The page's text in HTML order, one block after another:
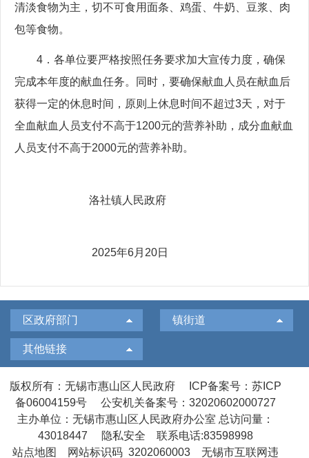
清淡食物为主，切不可食用面条、鸡蛋、牛奶、豆浆、肉
包等食物。
4．各单位要严格按照任务要求加大宣传力度，确保
完成本年度的献血任务。同时，要确保献血人员在献血后
获得一定的休息时间，原则上休息时间不超过3天，对于
全血献血人员支付不高于1200元的营养补助，成分血献血
人员支付不高于2000元的营养补助。
洛社镇人民政府
2025年6月20日
区政府部门 镇街道
其他链接
版权所有：无锡市惠山区人民政府
ICP备案号：苏ICP
备06004159号
公安机关备案号：32020602000727
主办单位：无锡市惠山区人民政府办公室 总访问量：
43018447
隐私安全
联系电话:83598998
站点地图
网站标识码 3202060003 无锡市互联网违